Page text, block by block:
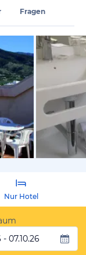
Fragen
vom
Nur Hotel
07.10.26